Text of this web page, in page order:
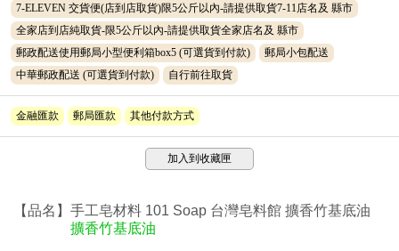
7-ELEVEN 交貨便(店到店取貨)限5公斤以內-請提供取貨7-11店名及 縣市
全家店到店純取貨-限5公斤以內-請提供取貨全家店名及 縣市
郵政配送使用郵局小型便利箱box5 (可選貨到付款)
郵局小包配送
中華郵政配送 (可選貨到付款) 自行前往取貨
金融匯款 郵局匯款 其他付款方式
加入到收藏匣
【品名】手工皂材料 101 Soap 台灣皂料館 擴香竹基底油
擴香竹基底油